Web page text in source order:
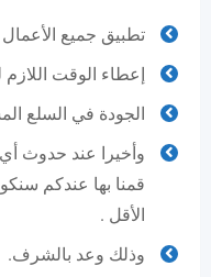
تطبيق جميع
إعطاء الوقت
الجودة في السلع
وأخيرا عند حدوث
قمنا بها عندكم
الأقل .
وذلك وعد بالشرف.